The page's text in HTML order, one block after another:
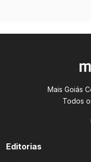
Mais Goiás
Todos
Editorias